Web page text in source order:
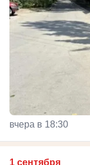
вчера в 18:30
1 сентября